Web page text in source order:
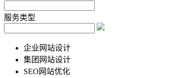
服务类型
企业网站设计
集团网站设计
SEO网站优化